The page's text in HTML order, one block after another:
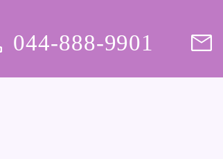
044-888-9901